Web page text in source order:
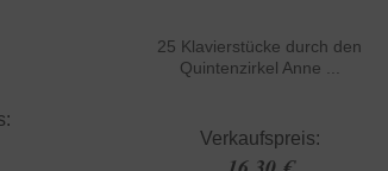
25 Klavierstücke durch den
Quintenzirkel Anne ...
Verkaufspreis: